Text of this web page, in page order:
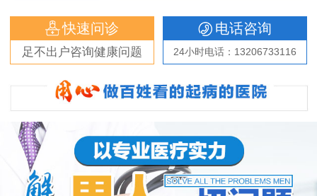
快速问诊
足不出户咨询健康问题
电话咨询
24小时电话：13206733116